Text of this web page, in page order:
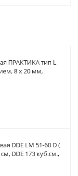
ПРАКТИКА тип L
8 х 20 мм,
DDE LM 51-60 D (
DDE 173 куб.см.,